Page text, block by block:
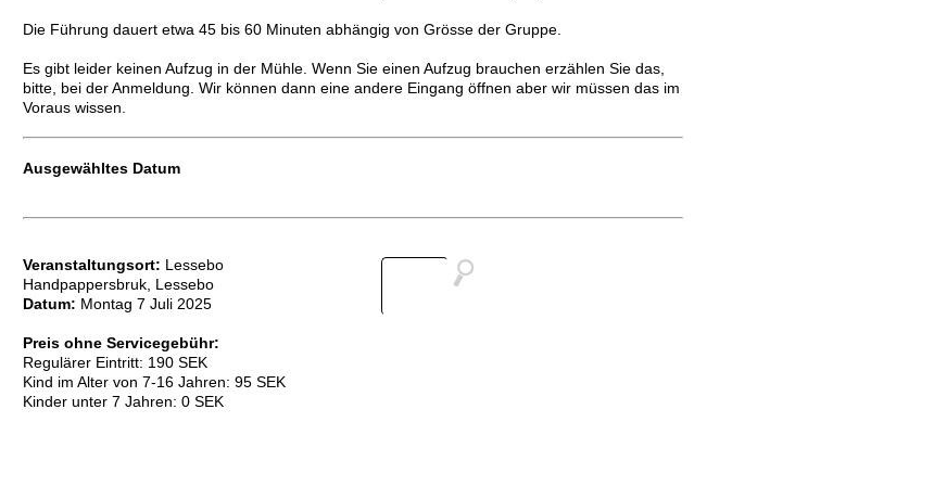
Die Führung dauert etwa 45 bis 60 Minuten abhängig von Grösse der Gruppe.
Es gibt leider keinen Aufzug in der Mühle. Wenn Sie einen Aufzug brauchen erzählen Sie das,
bitte, bei der Anmeldung. Wir können dann eine andere Eingang öffnen aber wir müssen das im
Voraus wissen.
Ausgewähltes Datum
Veranstaltungsort: Lessebo
Handpappersbruk, Lessebo
Datum: Montag 7 Juli 2025
Preis ohne Servicegebühr:
Regulärer Eintritt: 190 SEK
Kind im Alter von 7-16 Jahren: 95 SEK
Kinder unter 7 Jahren: 0 SEK